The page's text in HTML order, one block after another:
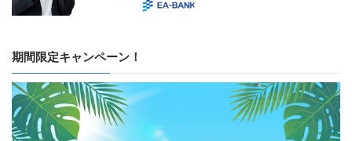
期間限定キャンペーン！